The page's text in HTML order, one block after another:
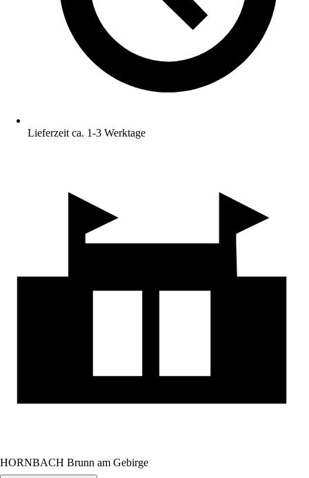
Lieferzeit ca. 1-3 Werktage
HORNBACH Brunn am Gebirge